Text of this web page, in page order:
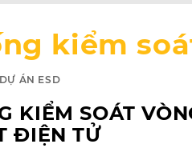
kiểm
DỰ ÁN ESD
KIỂM SOÁT
ĐIỆN TỬ